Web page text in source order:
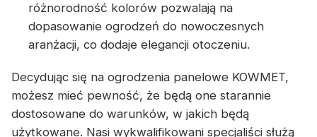
różnorodność kolorów pozwalają na
dopasowanie ogrodzeń do nowoczesnych
aranżacji, co dodaje elegancji otoczeniu.
Decydując się na ogrodzenia panelowe KOWMET,
możesz mieć pewność, że będą one starannie
dostosowane do warunków, w jakich będą
użytkowane. Nasi wykwalifikowani specjaliści służą